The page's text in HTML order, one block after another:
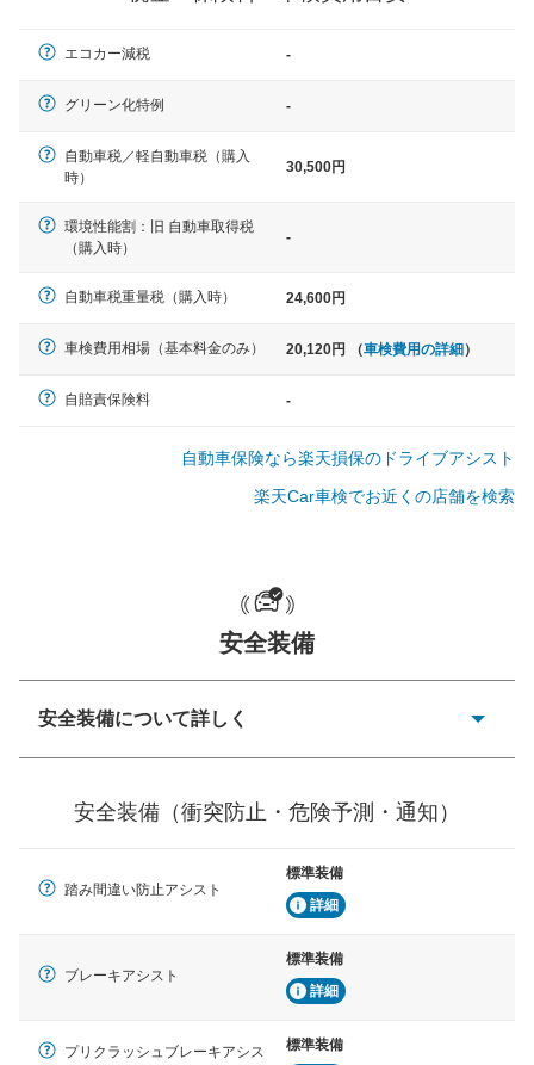
クラウン、アルファード、フォレ
一般的な荷物のサイズの目安
エコカー減税 -
グリーン化特例 -
自動車税／軽自動車税（購入
時）
30,500円
環境性能割：旧 自動車取得税
（購入時）
-
自動車税重量税（購入時） 24,600円
車検費用相場（基本料金のみ） 20,120円 （車検費用の詳細）
自賠責保険料 -
自動車保険なら楽天損保のドライブアシスト
楽天Car車検でお近くの店舗を検索
安全装備
安全装備について詳しく
ーキアシスト、ABSなどが装備されています。
見えにくい場所に潜む危険を予測・通知するためのシス
テムなどが装備されています。
車線のはみだしやふらつきを防止するためにレーンキー
プアシストなどが装備されています
車間距離制御
安全装備（衝突防止・危険予測・通知）
踏み間違い防止アシスト
標準装備
詳細
ブレーキアシスト
標準装備
詳細
プリクラッシュブレーキアシス
標準装備